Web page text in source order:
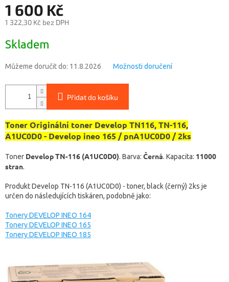
1 600 Kč
1 322,30 Kč bez DPH
cena:
Skladem
Můžeme doručit do: 11.8.2026 Možnosti doručení
Přidat do košíku
Toner Originální toner Develop TN116, TN-116,
A1UC0D0 - Develop ineo 165 / pnA1UC0D0 / 2ks
Toner Develop TN-116 (A1UC0D0). Barva: Černá. Kapacita: 11000
stran.
Produkt Develop TN-116 (A1UC0D0) - toner, black (černý) 2ks je
určen do následujících tiskáren, podobně jako:
Tonery DEVELOP INEO 164
Tonery DEVELOP INEO 165
Tonery DEVELOP INEO 185